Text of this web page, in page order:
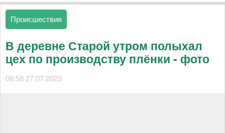
Происшествия
В деревне Старой утром полыхал
цех по производству плёнки - фото
08:58 27.07.2023